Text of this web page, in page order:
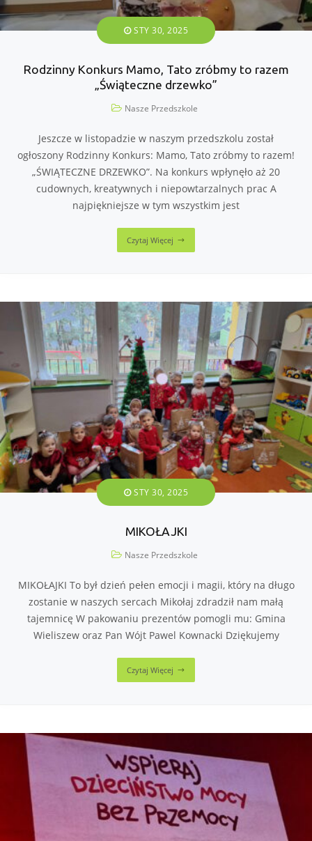
STY 30, 2025
Rodzinny Konkurs Mamo, Tato zróbmy to razem
„Świąteczne drzewko”
Nasze Przedszkole
Jeszcze w listopadzie w naszym przedszkolu został
ogłoszony Rodzinny Konkurs: Mamo, Tato zróbmy to razem!
„ŚWIĄTECZNE DRZEWKO”. Na konkurs wpłynęło aż 20
cudownych, kreatywnych i niepowtarzalnych prac A
najpiękniejsze w tym wszystkim jest
Czytaj Więcej
STY 30, 2025
MIKOŁAJKI
Nasze Przedszkole
MIKOŁAJKI To był dzień pełen emocji i magii, który na długo
zostanie w naszych sercach Mikołaj zdradził nam małą
tajemnicę W pakowaniu prezentów pomogli mu: Gmina
Wieliszew oraz Pan Wójt Pawel Kownacki Dziękujemy
Czytaj Więcej